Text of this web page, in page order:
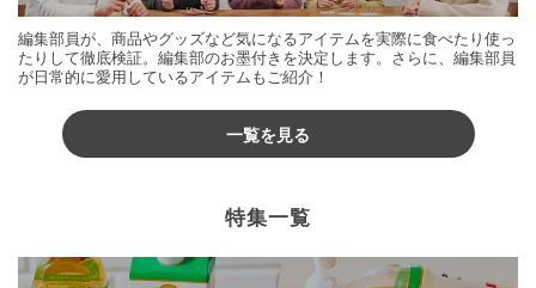
編集部員が、商品やグッズなど気になるアイテムを実際に食べたり使っ
たりして徹底検証。編集部のお墨付きを決定します。さらに、編集部員
が日常的に愛用しているアイテムもご紹介！
一覧を見る
特集一覧